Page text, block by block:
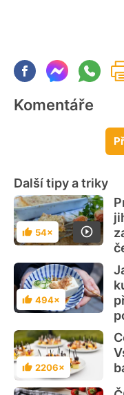
Komentáře
Další tipy a triky
Hodnocení
54×
Hodnocení
494×
Hodnocení
2206×